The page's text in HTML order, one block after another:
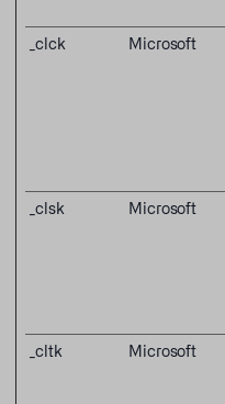
_clck
Microsoft
_clsk Microsoft
_cltk Microsoft